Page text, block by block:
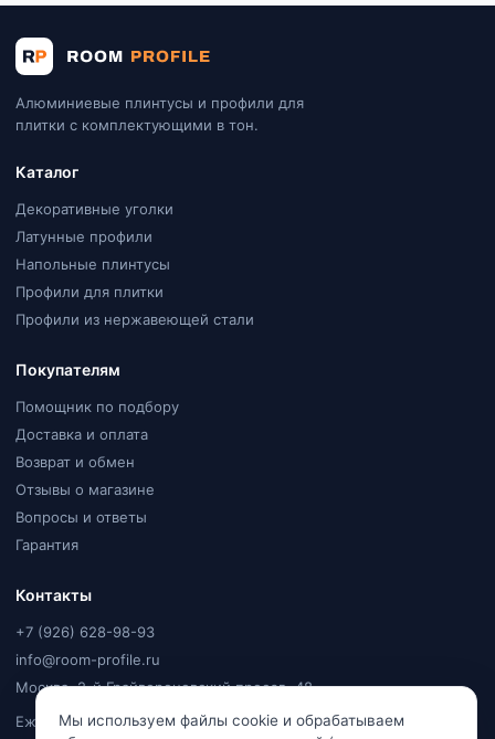
Алюминиевые плинтусы и профили для
плитки с комплектующими в тон.
Каталог
Декоративные уголки
Латунные профили
Напольные плинтусы
Профили для плитки
Профили из нержавеющей стали
Покупателям
Помощник по подбору
Доставка и оплата
Возврат и обмен
Отзывы о магазине
Вопросы и ответы
Гарантия
Контакты
+7 (926) 628-98-93
info@room-profile.ru
Москва, 2-й Грайвороновский проезд, 48
Ежедневно, 9:00–20:00
Мы используем файлы cookie и обрабатываем